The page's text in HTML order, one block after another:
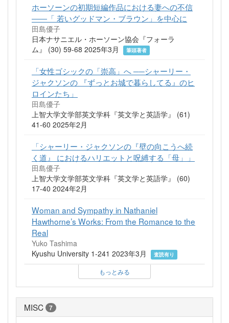
ホーソーンの初期短編作品における妻への不信
――「 若いグッドマン・ブラウン」を中心に
田島優子
日本ナサニエル・ホーソーン協会『フォーラ
ム』 (30) 59-68 2025年3月
筆頭著者
「女性ゴシックの「崇高」へ ──シャーリー・
ジャクソンの 『ずっとお城で暮らしてる』のヒ
ロインたち」
田島優子
上智大学文学部英文学科『英文学と英語学』 (61)
41-60 2025年2月
「シャーリー・ジャクソンの『壁の向こうへ続
く道』 におけるハリエットと呪縛する「母」」
田島優子
上智大学文学部英文学科『英文学と英語学』 (60)
17-40 2024年2月
Woman and Sympathy in Nathaniel
Hawthorne’s Works: From the Romance to the
Real
Yuko Tashima
Kyushu University 1-241 2023年3月
査読有り
もっとみる
MISC 7